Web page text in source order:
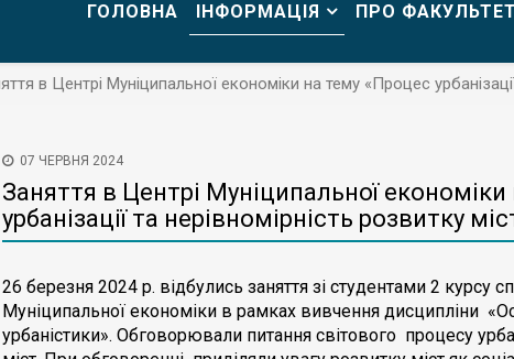
ГОЛОВНА ІНФОРМАЦІЯ ПРО ФАКУЛЬТЕТ
в Центрі Муніципальної економіки на тему «Процес
07 ЧЕРВНЯ 2024
Заняття в Центрі Муніципальної
урбанізації та нерівномірність розвитку
26 березня 2024 р. відбулись заняття зі студентами 2 курсу
Муніципальної економіки в рамках вивчення дисципліни
урбаністики». Обговорювали питання світового процесу